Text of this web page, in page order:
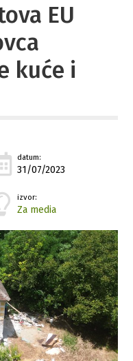
EU
kuće i
datum:
31/07/2023
izvor:
Za media